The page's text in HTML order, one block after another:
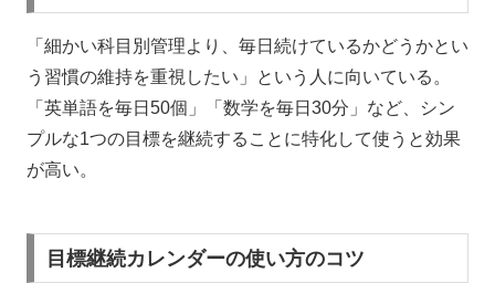
「細かい科目別管理より、毎日続けているかどうかとい
う習慣の維持を重視したい」という人に向いている。
「英単語を毎日50個」「数学を毎日30分」など、シン
プルな1つの目標を継続することに特化して使うと効果
が高い。
目標継続カレンダーの使い方のコツ